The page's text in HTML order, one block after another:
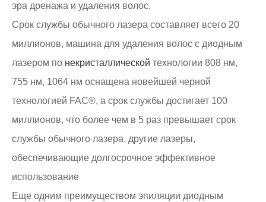
эра дренажа и удаления волос.
Срок службы обычного лазера составляет всего 20
миллионов, машина для удаления волос с диодным
лазером по некристаллической технологии 808 нм,
755 нм, 1064 нм оснащена новейшей черной
технологией FAC®, а срок службы достигает 100
миллионов, что более чем в 5 раз превышает срок
службы обычного лазера. другие лазеры,
обеспечивающие долгосрочное эффективное
использование
Еще одним преимуществом эпиляции диодным